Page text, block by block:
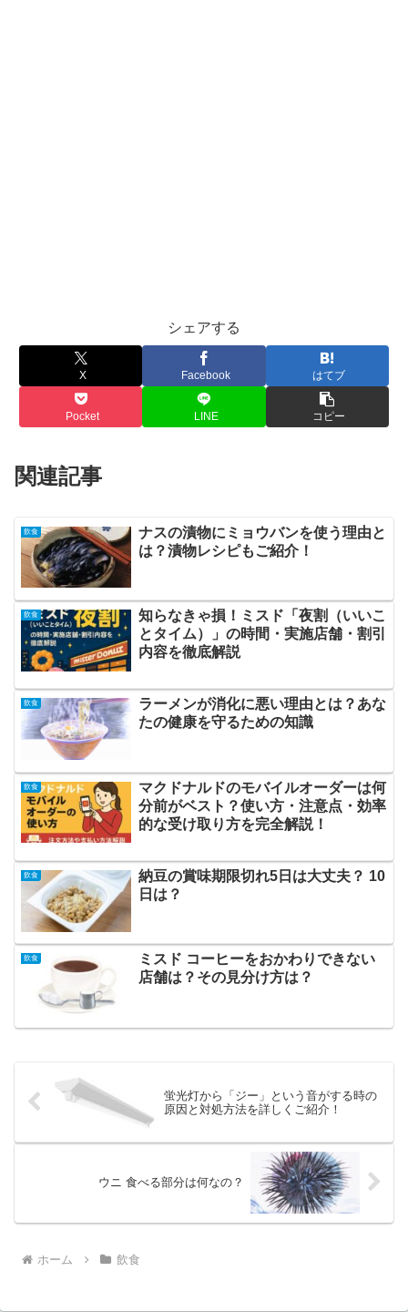
シェアする
X Facebook はてブ
Pocket LINE コピー
関連記事
飲食
ナスの漬物にミョウバンを使う理由と
は？漬物レシピもご紹介！
飲食
知らなきゃ損！ミスド「夜割（いいこ
とタイム）」の時間・実施店舗・割引
内容を徹底解説
飲食
ラーメンが消化に悪い理由とは？あな
たの健康を守るための知識
飲食
マクドナルドのモバイルオーダーは何
分前がベスト？使い方・注意点・効率
的な受け取り方を完全解説！
飲食
納豆の賞味期限切れ5日は大丈夫？ 10
日は？
飲食
ミスド コーヒーをおかわりできない
店舗は？その見分け方は？
蛍光灯から「ジー」という音がする時の
原因と対処方法を詳しくご紹介！
ウニ 食べる部分は何なの？
ホーム 飲食